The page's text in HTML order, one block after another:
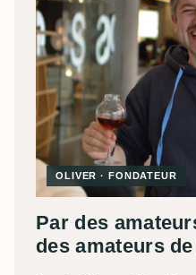
OLIVER · FONDATEUR
Par des
des amateurs